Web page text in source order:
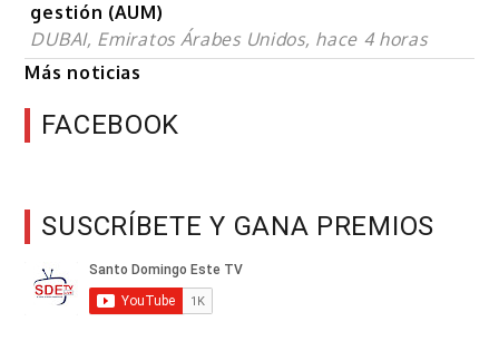
gestión (AUM)
DUBAI, Emiratos Árabes Unidos, hace 4 horas
Más noticias
FACEBOOK
SUSCRÍBETE Y GANA PREMIOS